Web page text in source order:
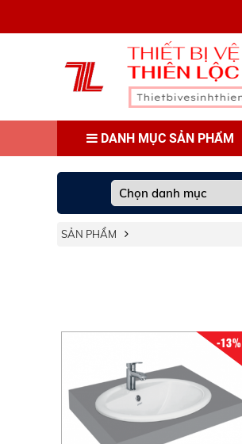
DANH MỤC SẢN PHẨM
SẢN PHẨM
-13%